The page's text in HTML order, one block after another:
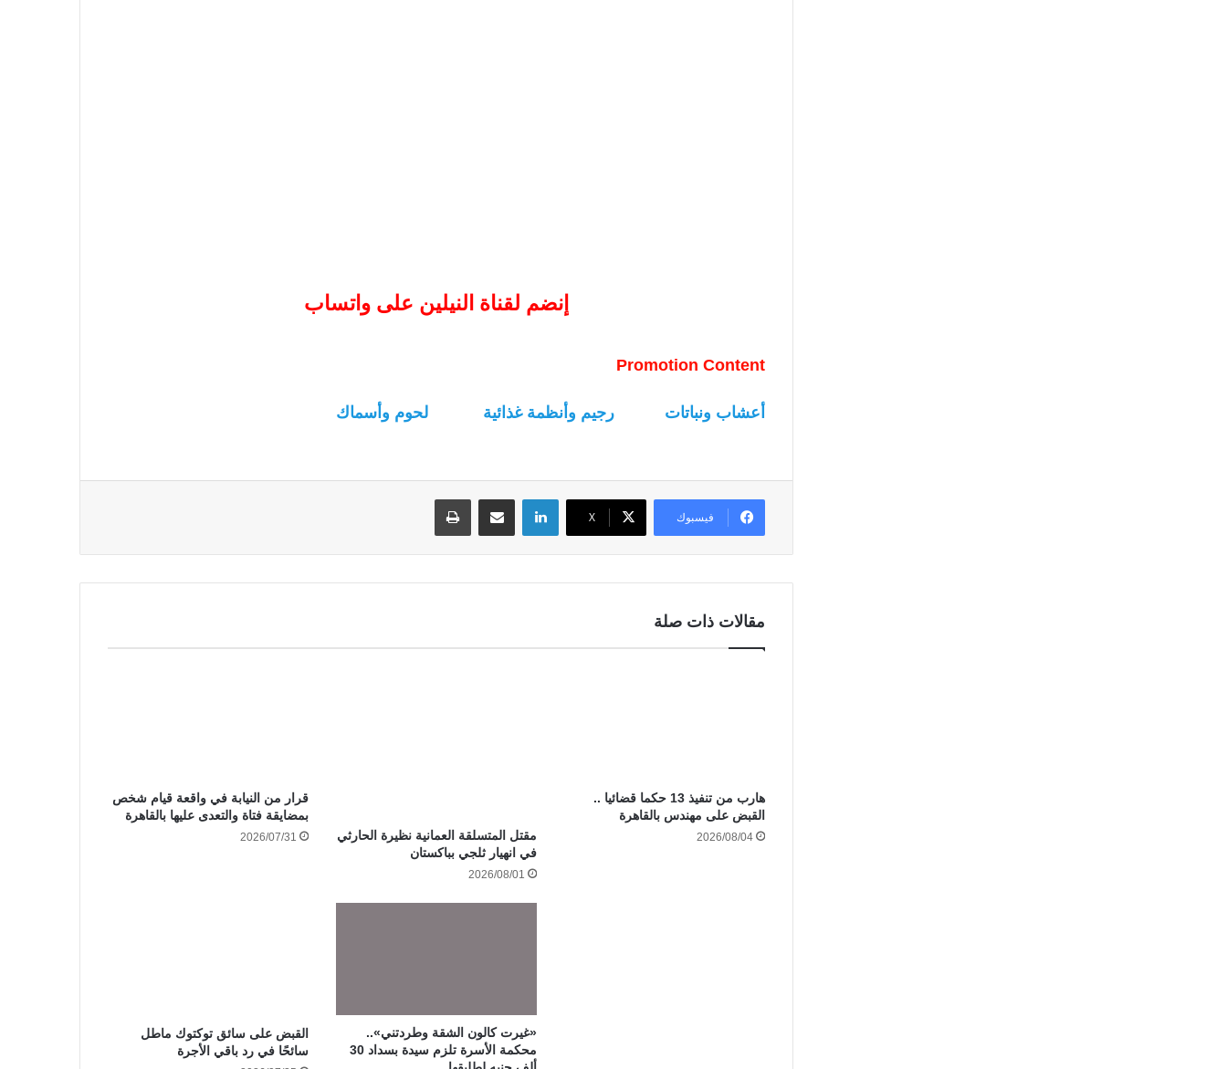
إنضم لقناة النيلين على واتساب
Promotion Content
أعشاب ونباتات رجيم وأنظمة غذائية لحوم وأسماك
فيسبوك ‫X
لينكدإن
مقالات ذات صلة
هارب من تنفيذ 13 حكما قضائيا ..
القبض على مهندس بالقاهرة
2026/08/04
مقتل المتسلقة العمانية نظيرة الحارثي
في انهيار ثلجي بباكستان
2026/08/01
قرار من النيابة في واقعة قيام شخص
بمضايقة فتاة والتعدى عليها بالقاهرة
2026/07/31
«غيرت كالون الشقة وطردتني»..
محكمة الأسرة تلزم سيدة بسداد 30
القبض على سائق توكتوك ماطل
سائحًا في رد باقي الأجرة